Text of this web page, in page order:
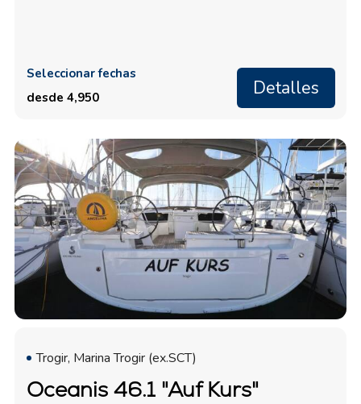
Seleccionar fechas
desde 4,950
Detalles
Trogir, Marina Trogir (ex.SCT)
Oceanis 46.1 "Auf Kurs"